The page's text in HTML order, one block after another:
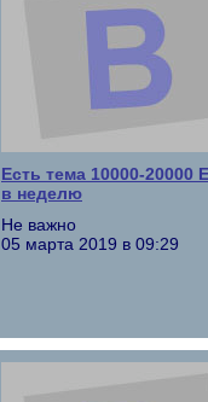
Есть тема 10000-20000
в неделю
Не важно
05 марта 2019 в 09:29